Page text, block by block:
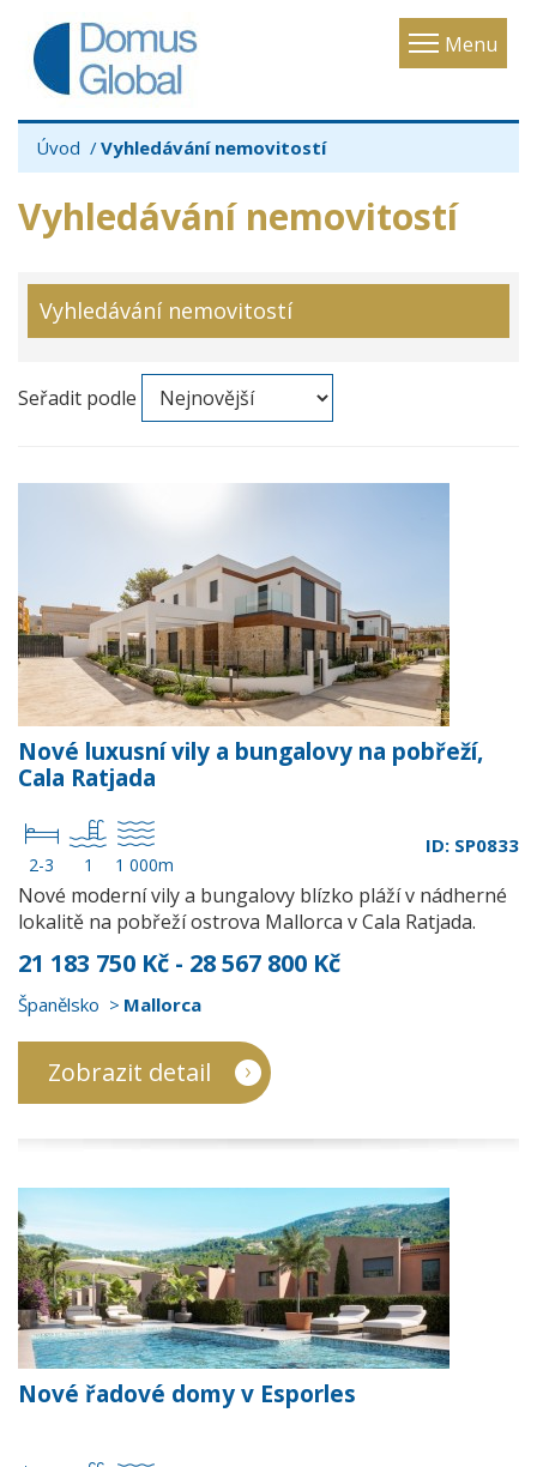
Menu
Toggle
Úvod Vyhledávání nemovitostí
Vyhledávání nemovitostí
Vyhledávání nemovitostí
Seřadit podle
Nové luxusní vily a bungalovy na pobřeží,
Cala Ratjada
2-3 1 1 000m
ID: SP0833
Nové moderní vily a bungalovy blízko pláží v nádherné
lokalitě na pobřeží ostrova Mallorca v Cala Ratjada.
21 183 750 Kč - 28 567 800 Kč
Španělsko Mallorca
Zobrazit detail
Nové řadové domy v Esporles